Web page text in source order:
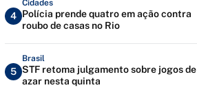
4
Cidades
Polícia prende quatro em ação contra
roubo de casas no Rio
5
Brasil
STF retoma julgamento sobre jogos de
azar nesta quinta